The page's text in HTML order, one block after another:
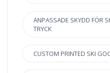
ANPASSADE SKYDD FÖR
TRYCK
CUSTOM PRINTED SKI